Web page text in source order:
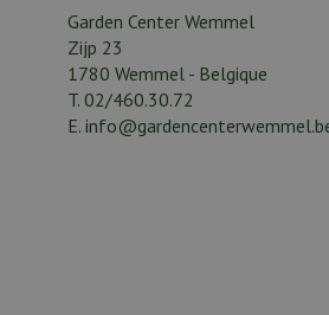
Garden Center Wemmel
Zijp 23
1780 Wemmel - Belgique
T. 02/460.30.72
E.